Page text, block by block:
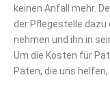
keinen Anfall mehr.
der Pflegestelle
nehmen und ihn in
Um die Kosten für
Paten, die uns